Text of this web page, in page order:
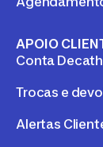
APOIO
Conta
Trocas e
Alertas